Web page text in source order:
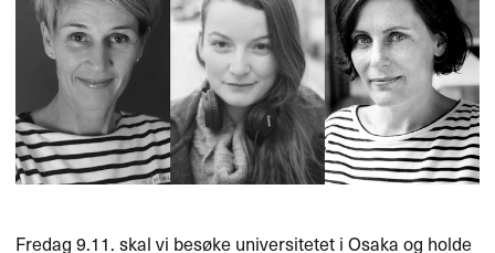
Fredag 9.11. skal vi besøke universitetet i Osaka og holde